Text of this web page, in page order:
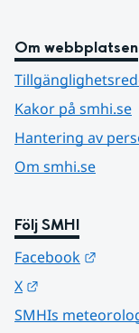
Om webbplatsen
Kakor på smhi.se
Hantering av
Om smhi.se
Följ SMHI
Facebook
X
SMHIs